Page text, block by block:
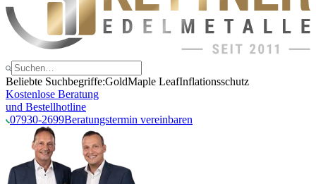
Beliebte Suchbegriffe:GoldMaple LeafInflationsschutz
Kostenlose Beratung
und Bestellhotline
07930-2699Beratungstermin vereinbaren